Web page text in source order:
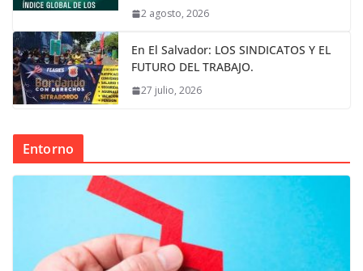
2 agosto, 2026
En El Salvador: LOS SINDICATOS Y EL
FUTURO DEL TRABAJO.
27 julio, 2026
Entorno